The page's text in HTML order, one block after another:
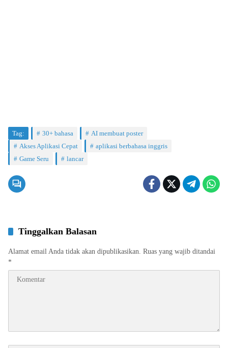
Tag: 30+ bahasa
AI membuat poster
Akses Aplikasi Cepat
aplikasi berbahasa inggris
Game Seru
lancar
Tinggalkan Balasan
Alamat email Anda tidak akan dipublikasikan. Ruas yang wajib ditandai
*